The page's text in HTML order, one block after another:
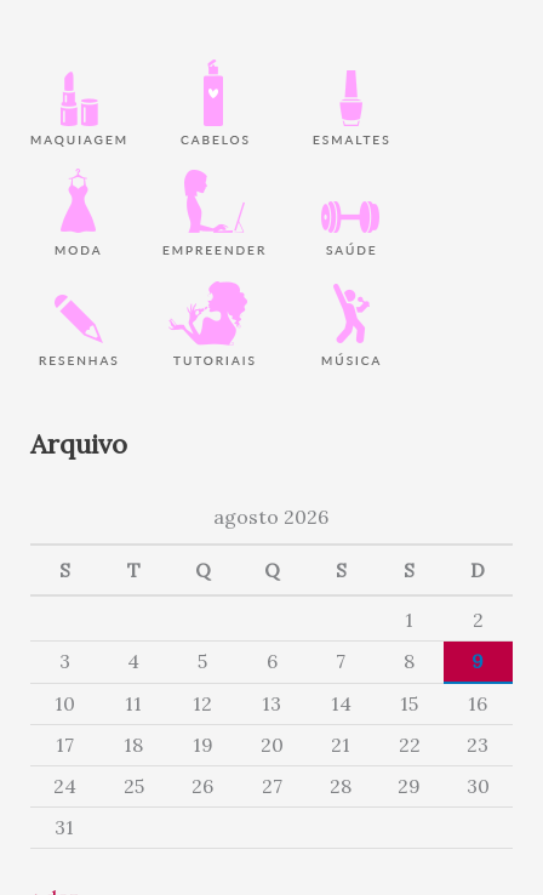
Arquivo
agosto 2026
S T Q Q S S D
1
2
3
4 5 6 7 8
9
10
11 12 13 14 15
16
17
18 19 20 21 22
23
24
25 26 27 28 29
30
31